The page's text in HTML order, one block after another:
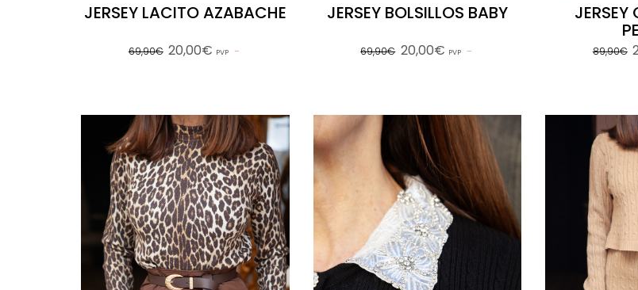
JERSEY LACITO AZABACHE
69,90€ 20,00€ PVP
JERSEY BOLSILLOS BABY
69,90€ 20,00€ PVP
JERSEY
89,90€